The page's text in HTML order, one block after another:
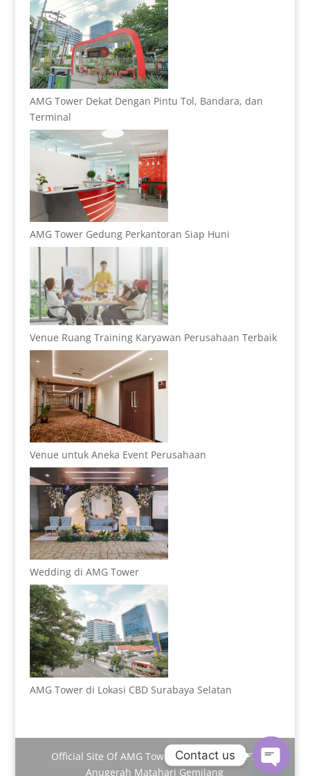
AMG Tower Dekat Dengan Pintu Tol, Bandara, dan
Terminal
AMG Tower Gedung Perkantoran Siap Huni
Venue Ruang Training Karyawan Perusahaan Terbaik
Venue untuk Aneka Event Perusahaan
Wedding di AMG Tower
AMG Tower di Lokasi CBD Surabaya Selatan
Official Site Of AMG Tower | Managed By PT.
Anugerah Matahari Gemilang
Contact us